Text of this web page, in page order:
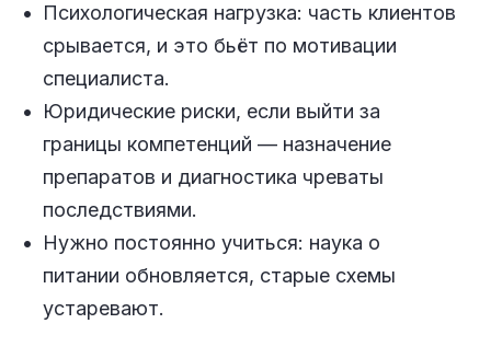
Психологическая нагрузка: часть клиентов
срывается, и это бьёт по мотивации
специалиста.
Юридические риски, если выйти за
границы компетенций — назначение
препаратов и диагностика чреваты
последствиями.
Нужно постоянно учиться: наука о
питании обновляется, старые схемы
устаревают.